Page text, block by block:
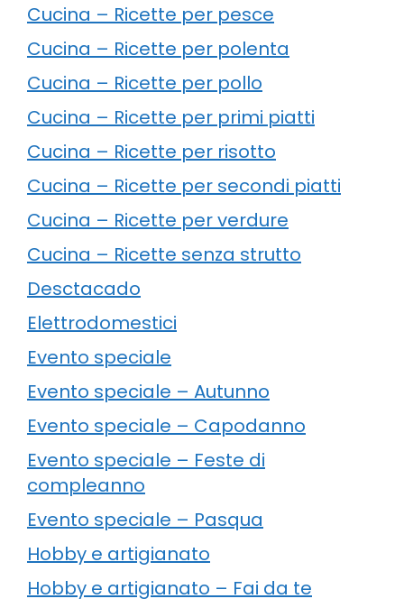
Cucina – Ricette per pesce
Cucina – Ricette per polenta
Cucina – Ricette per pollo
Cucina – Ricette per primi piatti
Cucina – Ricette per risotto
Cucina – Ricette per secondi piatti
Cucina – Ricette per verdure
Cucina – Ricette senza strutto
Desctacado
Elettrodomestici
Evento speciale
Evento speciale – Autunno
Evento speciale – Capodanno
Evento speciale – Feste di
compleanno
Evento speciale – Pasqua
Hobby e artigianato
Hobby e artigianato – Fai da te